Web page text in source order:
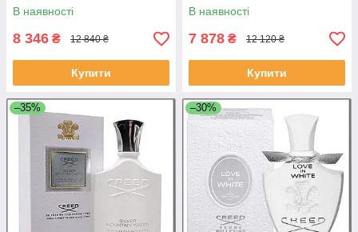
В наявності
8 346 ₴ 12 840 ₴
Купити
В наявності
7 878 ₴ 12 120 ₴
Купити
–35% –30%